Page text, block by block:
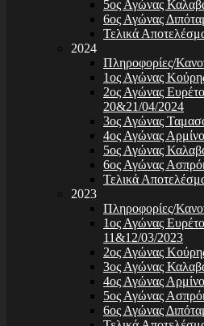
5ος Αγώνας
6ος Αγώνας
Τελικά
2024
Πληροφορίες/
1ος Αγώνας
2ος Αγώνας
20&21/04/2024
3ος Αγώνας
4ος Αγώνας
5ος Αγώνας
6ος Αγώνας
Τελικά
2023
Πληροφορίες/
1ος Αγώνας
11&12/03/2023
2ος Αγώνας
3ος Αγώνας
4ος Αγώνας
5ος Αγώνας
6ος Αγώνας